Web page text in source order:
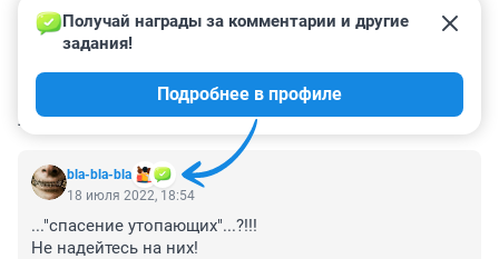
КОММЕНТАРИИ 98
bla-bla-bla
Получай награды за комментарии и другие
задания!
Подробнее в профиле
18 июля 2022, 18:54
..."спасение утопающих"...?!!!
Не надейтесь на них!